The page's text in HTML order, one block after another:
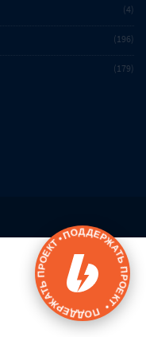
4
196
179
ПОДДЕРЖАТЬ ПРОЕКТ • ПОДДЕРЖАТЬ ПРОЕКТ •